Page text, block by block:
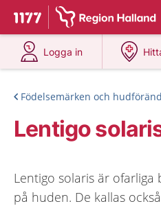
Till startsidan för 1177
Du har valt region
Logga in
på 1177.se
Födelsemärken och
Lentigo
Lentigo solaris är
på huden. De kallas